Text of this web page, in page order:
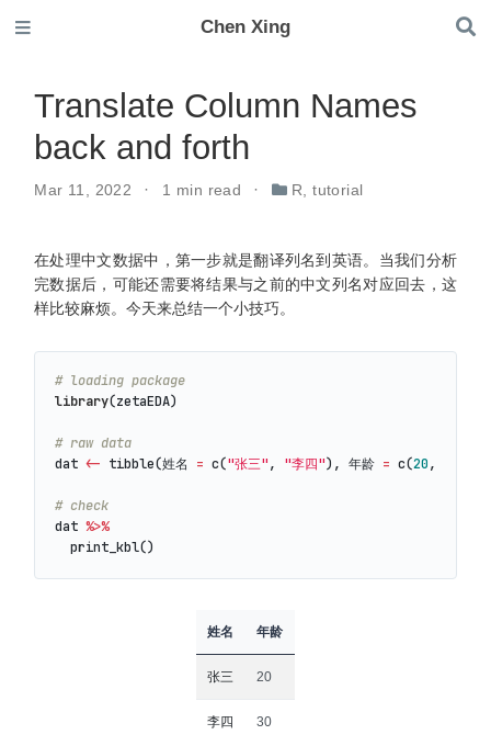
Chen Xing
Translate Column Names
back and forth
Mar 11, 2022 1 min read R ,tutorial
在处理中文数据中，第一步就是翻译列名到英语。当我们分析
完数据后，可能还需要将结果与之前的中文列名对应回去，这
样比较麻烦。今天来总结一个小技巧。
# loading package
library(zetaEDA)
# raw data
dat <- tibble(姓名 = c("张三", "李四"), 年龄 = c(20,
# check
dat %>%
print_kbl()
姓名 年龄
张三 20
李四 30